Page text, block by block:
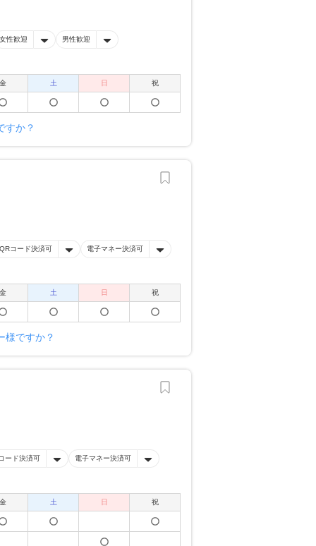
女性歓迎 男性歓迎
土 日 祝
すか？
QRコード決済可 電子マネー決済可
土 日 祝
ですか？
ード決済可 電子マネー決済可
土 日 祝